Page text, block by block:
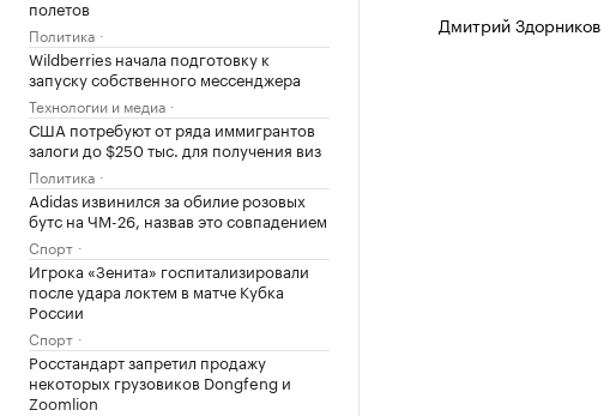
полетов
Политика
Wildberries начала подготовку к
запуску собственного мессенджера
Технологии и медиа
США потребуют от ряда иммигрантов
залоги до $250 тыс. для получения виз
Политика
Adidas извинился за обилие розовых
бутс на ЧМ-26, назвав это совпадением
Спорт
Игрока «Зенита» госпитализировали
после удара локтем в матче Кубка
России
Спорт
Росстандарт запретил продажу
некоторых грузовиков Dongfeng и
Zoomlion
Дмитрий Здорников